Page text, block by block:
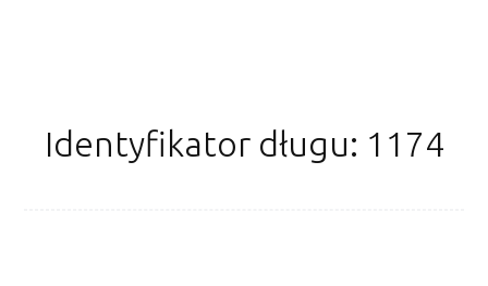
Identyfikator długu: 1174